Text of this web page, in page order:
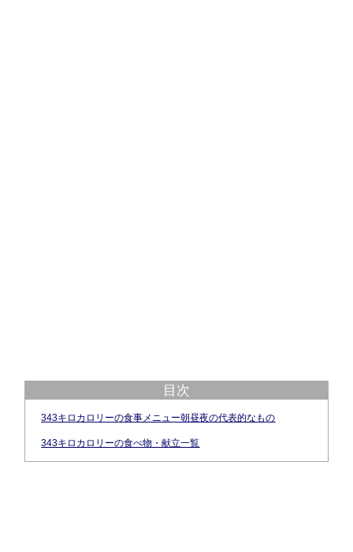
目次
343キロカロリーの食事メニュー朝昼夜の代表的なもの
343キロカロリーの食べ物・献立一覧